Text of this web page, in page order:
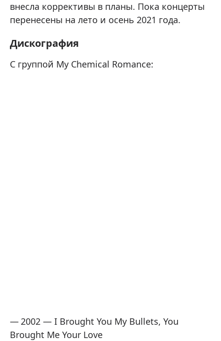
внесла коррективы в планы. Пока концерты
перенесены на лето и осень 2021 года.
Дискография
С группой My Chemical Romance:
2002 — I Brought You My Bullets, You
Brought Me Your Love